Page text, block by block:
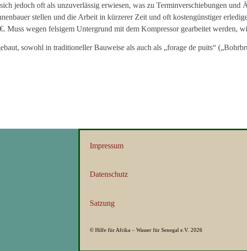
jedoch oft als unzuverlässig erwiesen, was zu Terminverschiebungen und
stellen und die Arbeit in kürzerer Zeit und oft kostengünstiger
Muss wegen felsigem Untergrund mit dem Kompressor gearbeitet werden,
sowohl in traditioneller Bauweise als auch als „forage de puits“
Impressum
Datenschutz
Satzung
© Hilfe für Afrika – Wasser für Senegal e.V. 2026